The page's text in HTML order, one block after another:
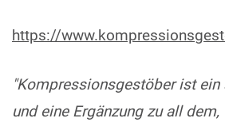
https://
"Kompressionsgestöber ist ein
und eine Ergänzung zu all